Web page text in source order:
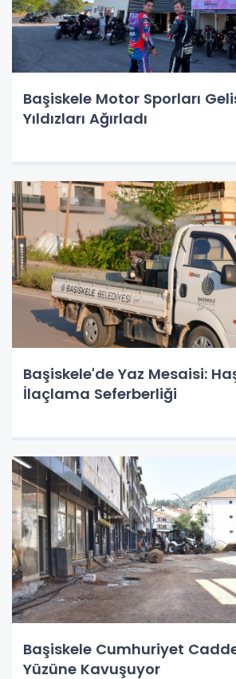
Başiskele Motor Sporları
Yıldızları Ağırladı
Başiskele'de Yaz Mesaisi:
İlaçlama Seferberliği
Başiskele Cumhuriyet
Yüzüne Kavuşuyor